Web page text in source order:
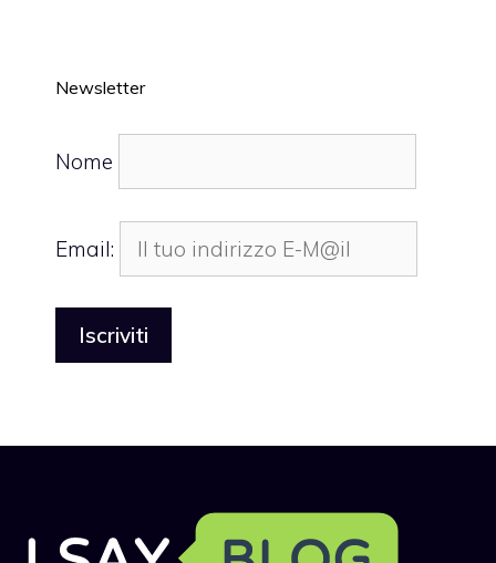
Newsletter
Nome
Email: